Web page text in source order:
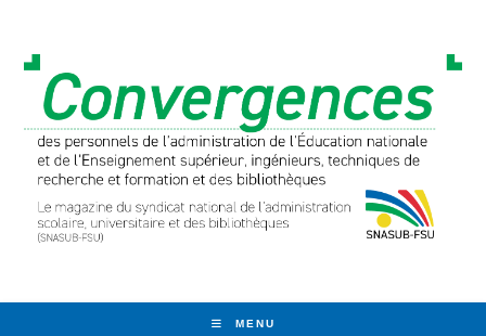
content
MENU